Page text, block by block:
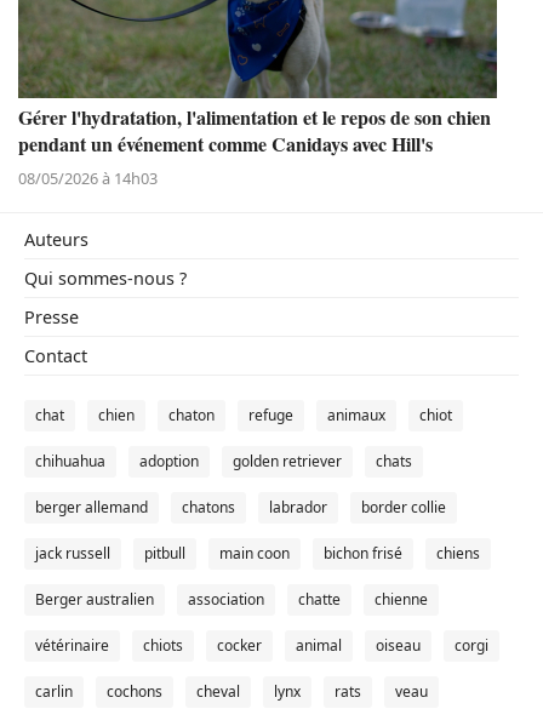
Gérer l'hydratation, l'alimentation et le repos de son chien
pendant un événement comme Canidays avec Hill's
08/05/2026 à 14h03
Auteurs
Qui sommes-nous ?
Presse
Contact
chat chien chaton refuge animaux chiot
chihuahua adoption golden retriever chats
berger allemand chatons labrador border collie
jack russell pitbull main coon bichon frisé chiens
Berger australien association chatte chienne
vétérinaire chiots cocker animal oiseau corgi
carlin cochons cheval lynx rats veau